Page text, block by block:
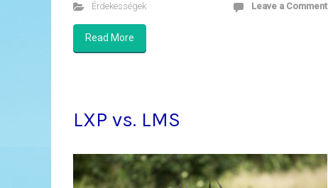
Érdekességek Leave a Comment
Read More
LXP vs. LMS